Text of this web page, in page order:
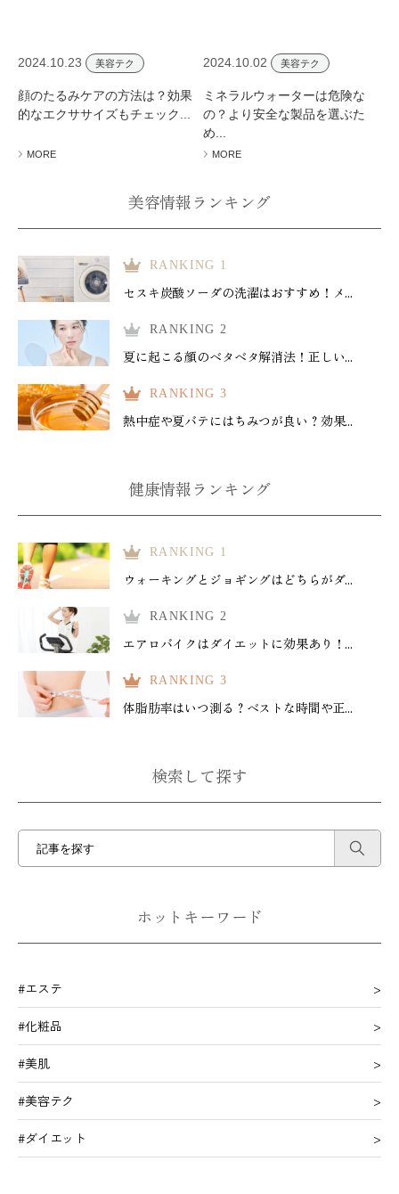
2024.10.23 美容テク
顔のたるみケアの方法は？効果
的なエクササイズもチェック...
MORE
2024.10.02 美容テク
ミネラルウォーターは危険な
の？より安全な製品を選ぶた
め...
MORE
美容情報ランキング
RANKING 1
セスキ炭酸ソーダの洗濯はおすすめ！メ...
RANKING 2
夏に起こる顔のベタベタ解消法！正しい...
RANKING 3
熱中症や夏バテにはちみつが良い？効果...
健康情報ランキング
RANKING 1
ウォーキングとジョギングはどちらがダ...
RANKING 2
エアロバイクはダイエットに効果あり！...
RANKING 3
体脂肪率はいつ測る？ベストな時間や正...
検索して探す
ホットキーワード
#エステ
#化粧品
#美肌
#美容テク
#ダイエット